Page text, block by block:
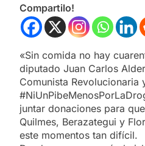
Compartilo!
«Sin comida no hay
diputado Juan Carlos
Comunista Revolucionaria
juntar donaciones para
Quilmes, Berazategui y
este momentos tan difícil.